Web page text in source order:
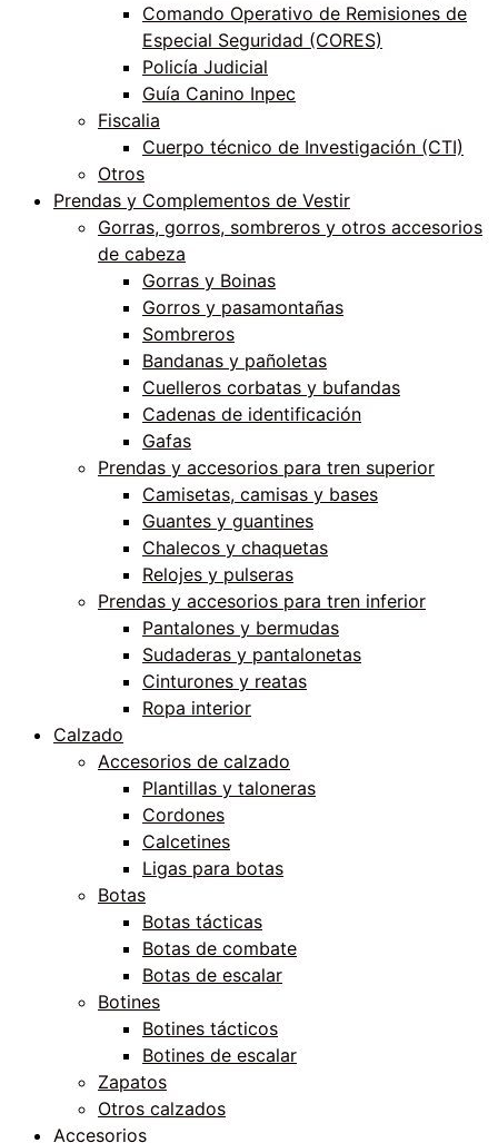
Comando Operativo de Remisiones de
Especial Seguridad (CORES)
Policía Judicial
Guía Canino Inpec
Fiscalia
Cuerpo técnico de Investigación (CTI)
Otros
Prendas y Complementos de Vestir
Gorras, gorros, sombreros y otros accesorios
de cabeza
Gorras y Boinas
Gorros y pasamontañas
Sombreros
Bandanas y pañoletas
Cuelleros corbatas y bufandas
Cadenas de identificación
Gafas
Prendas y accesorios para tren superior
Camisetas, camisas y bases
Guantes y guantines
Chalecos y chaquetas
Relojes y pulseras
Prendas y accesorios para tren inferior
Pantalones y bermudas
Sudaderas y pantalonetas
Cinturones y reatas
Ropa interior
Calzado
Accesorios de calzado
Plantillas y taloneras
Cordones
Calcetines
Ligas para botas
Botas
Botas tácticas
Botas de combate
Botas de escalar
Botines
Botines tácticos
Botines de escalar
Zapatos
Otros calzados
Accesorios